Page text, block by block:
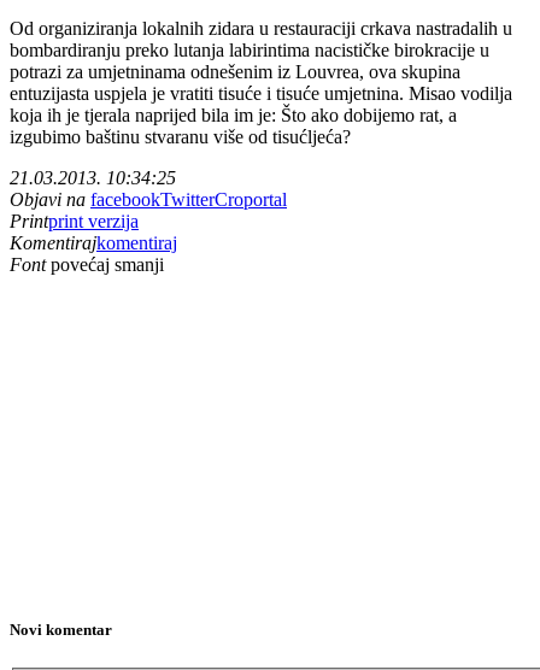
Od organiziranja lokalnih zidara u restauraciji crkava nastradalih u
bombardiranju preko lutanja labirintima nacističke birokracije u
potrazi za umjetninama odnešenim iz Louvrea, ova skupina
entuzijasta uspjela je vratiti tisuće i tisuće umjetnina. Misao vodilja
koja ih je tjerala naprijed bila im je: Što ako dobijemo rat, a
izgubimo baštinu stvaranu više od tisućljeća?
21.03.2013. 10:34:25
Objavi na facebookTwitterCroportal
Printprint verzija
Komentirajkomentiraj
Font povećaj smanji
Novi komentar